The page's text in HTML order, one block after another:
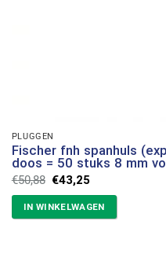
PLUGGEN
Fischer fnh spanhuls
doos = 50 stuks 8 mm
€50,88 Oorspronkelijke
prijs
was:
€50,88.
€43,25Huidige
is:
€43,25.
IN WINKELWAGEN